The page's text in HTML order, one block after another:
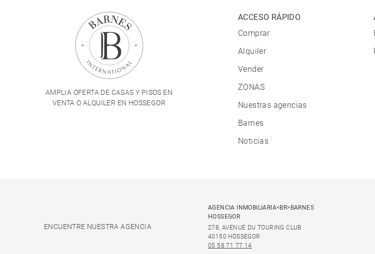
AMPLIA OFERTA DE CASAS Y PISOS EN
VENTA O ALQUILER EN HOSSEGOR
ACCESO RÁPIDO
Comprar
Alquiler
Vender
ZONAS
Nuestras agencias
Barnes
Noticias
ENCUENTRE NUESTRA AGENCIA
AGENCIA INMOBILIARIA<BR>BARNES
HOSSEGOR
278, AVENUE DU TOURING CLUB
40150 HOSSEGOR
05 58 71 77 14